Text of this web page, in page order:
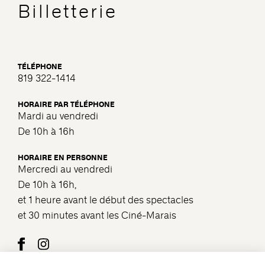
Billetterie
TÉLÉPHONE
819 322-1414
HORAIRE PAR TÉLÉPHONE
Mardi au vendredi
De 10h à 16h
HORAIRE EN PERSONNE
Mercredi au vendredi
De 10h à 16h,
et 1 heure avant le début des spectacles
et 30 minutes avant les Ciné-Marais